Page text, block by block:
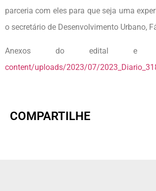
parceria com eles para que seja uma
o secretário de Desenvolvimento Urbano,
Anexos do edital e
content/uploads/2023/07/
COMPARTILHE